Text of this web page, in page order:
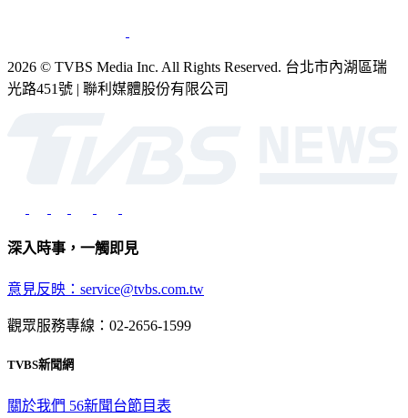
2026 © TVBS Media Inc. All Rights Reserved. 台北市內湖區瑞
光路451號 | 聯利媒體股份有限公司
深入時事，一觸即見
意見反映：service@tvbs.com.tw
觀眾服務專線：02-2656-1599
TVBS新聞網
關於我們 56新聞台節目表